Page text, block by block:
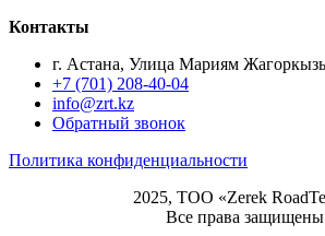
Контакты
г. Астана, Улица Мариям
+7 (701) 208-40-04
info@zrt.kz
Обратный звонок
Политика конфиденциальности
2025, ТОО «Zerek
Все права защищены